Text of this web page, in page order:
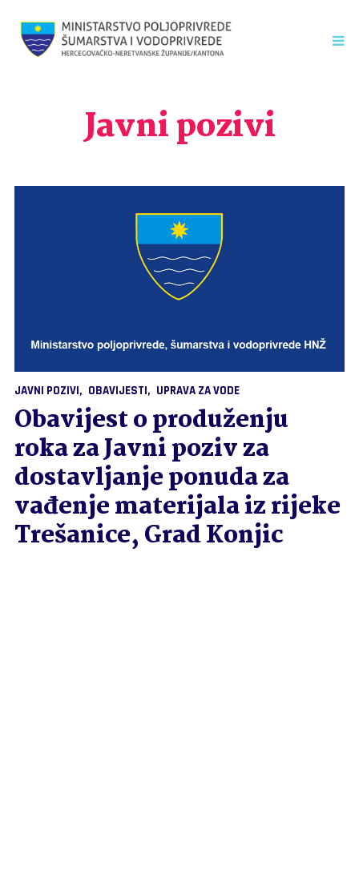
Javni pozivi
JAVNI POZIVI OBAVIJESTI UPRAVA ZA VODE
Obavijest o produženju
roka za Javni poziv za
dostavljanje ponuda za
vađenje materijala iz rijeke
Trešanice, Grad Konjic